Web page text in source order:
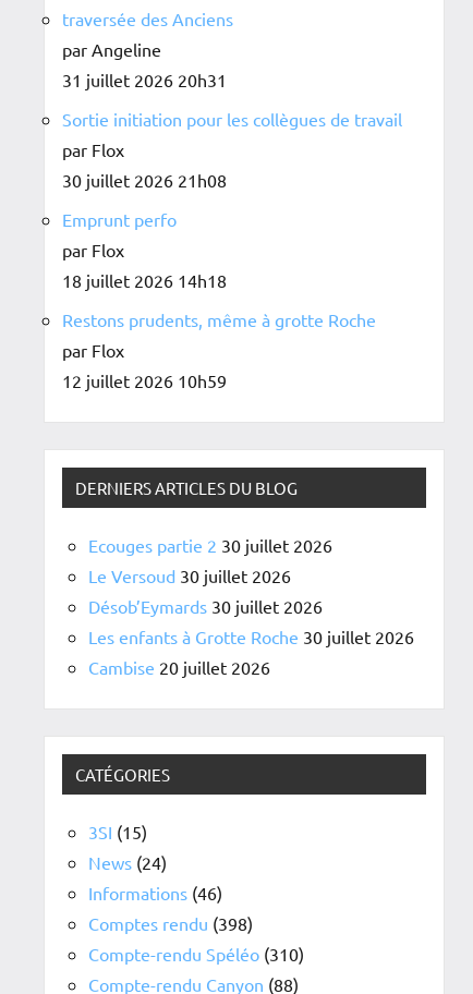
traversée des Anciens
par Angeline
31 juillet 2026 20h31
Sortie initiation pour les collègues de travail
par Flox
30 juillet 2026 21h08
Emprunt perfo
par Flox
18 juillet 2026 14h18
Restons prudents, même à grotte Roche
par Flox
12 juillet 2026 10h59
DERNIERS ARTICLES DU BLOG
Ecouges partie 2 30 juillet 2026
Le Versoud 30 juillet 2026
Désob’Eymards 30 juillet 2026
Les enfants à Grotte Roche 30 juillet 2026
Cambise 20 juillet 2026
CATÉGORIES
3SI (15)
News (24)
Informations (46)
Comptes rendu (398)
Compte-rendu Spéléo (310)
Compte-rendu Canyon (88)